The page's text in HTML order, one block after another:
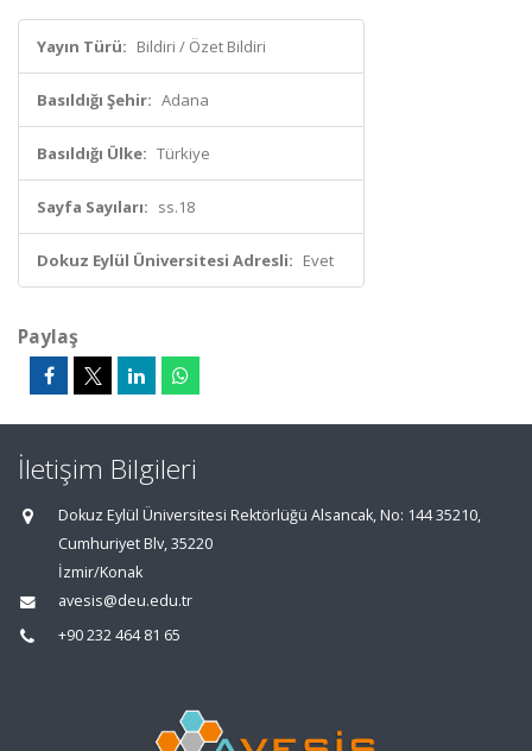
Yayın Türü: Bildiri / Özet Bildiri
Basıldığı Şehir: Adana
Basıldığı Ülke: Türkiye
Sayfa Sayıları: ss.18
Dokuz Eylül Üniversitesi Adresli: Evet
Paylaş
İletişim Bilgileri
Dokuz Eylül Üniversitesi Rektörlüğü Alsancak, No: 144 35210,
Cumhuriyet Blv, 35220
İzmir/Konak
avesis@deu.edu.tr
+90 232 464 81 65